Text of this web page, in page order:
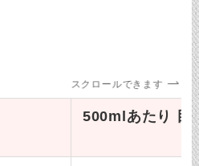
スクロールできます
500mlあたり 目